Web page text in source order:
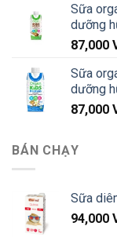
Sữa
dưỡng
87,000
Sữa
dưỡng
87,000
BÁN CHẠY
Sữa
94,000